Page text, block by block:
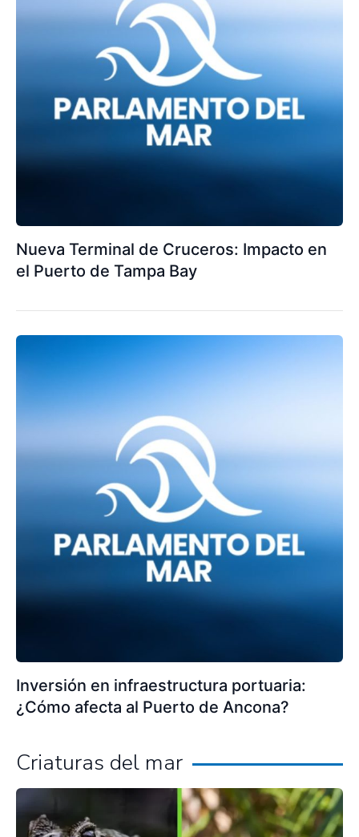
Nueva Terminal de Cruceros: Impacto en
el Puerto de Tampa Bay
Inversión en infraestructura portuaria:
¿Cómo afecta al Puerto de Ancona?
Criaturas del mar